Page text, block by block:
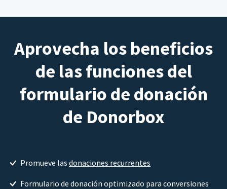
Aprovecha los beneficios
de las funciones del
formulario de donación
de Donorbox
Promueve las donaciones recurrentes
Formulario de donación optimizado para conversiones